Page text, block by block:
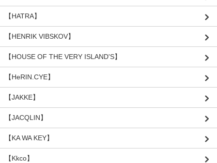
【HATRA】
【HENRIK VIBSKOV】
【HOUSE OF THE VERY ISLAND'S】
【HeRIN.CYE】
【JAKKE】
【JACQLIN】
【KA WA KEY】
【Kkco】